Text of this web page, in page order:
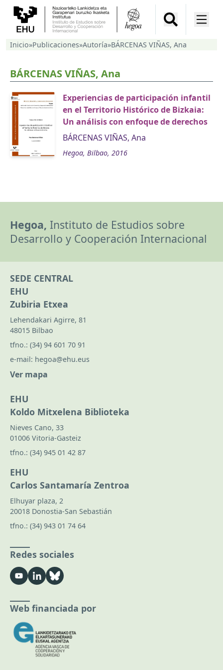
Inicio»Publicaciones»Autoría»BÁRCENAS VIÑAS, Ana
BÁRCENAS VIÑAS, Ana
Experiencias de participación infantil
en el Territorio Histórico de Bizkaia:
Un análisis con enfoque de derechos
BÁRCENAS VIÑAS, Ana
Hegoa, Bilbao, 2016
Hegoa, Instituto de Estudios sobre
Desarrollo y Cooperación Internacional
SEDE CENTRAL
EHU
Zubiria Etxea
Lehendakari Agirre, 81
48015 Bilbao
tfno.: (34) 94 601 70 91
e-mail: hegoa@ehu.eus
Ver mapa
EHU
Koldo Mitxelena Biblioteka
Nieves Cano, 33
01006 Vitoria-Gasteiz
tfno.: (34) 945 01 42 87
EHU
Carlos Santamaría Zentroa
Elhuyar plaza, 2
20018 Donostia-San Sebastián
tfno.: (34) 943 01 74 64
Redes sociales
Web financiada por